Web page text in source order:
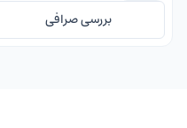
بررسی صرافی